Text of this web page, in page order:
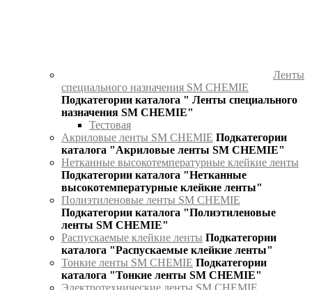
Ленты
специального назначения SM CHEMIE
Подкатегории каталога " Ленты специального
назначения SM CHEMIE"
Тестовая
Акриловые ленты SM CHEMIE Подкатегории
каталога "Акриловые ленты SM CHEMIE"
Нетканные высокотемпературные клейкие ленты
Подкатегории каталога "Нетканные
высокотемпературные клейкие ленты"
Полиэтиленовые ленты SM CHEMIE
Подкатегории каталога "Полиэтиленовые
ленты SM CHEMIE"
Распускаемые клейкие ленты Подкатегории
каталога "Распускаемые клейкие ленты"
Тонкие ленты SM CHEMIE Подкатегории
каталога "Тонкие ленты SM CHEMIE"
Электротехнические ленты SM CHEMIE